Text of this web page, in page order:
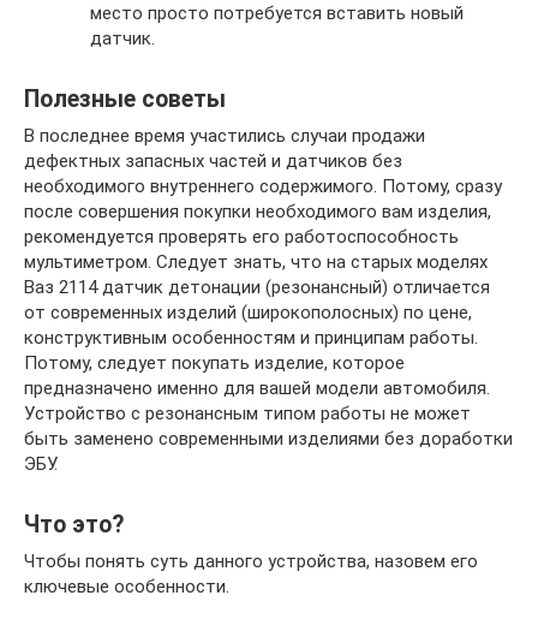
место просто потребуется вставить новый
датчик.
Полезные советы
В последнее время участились случаи продажи
дефектных запасных частей и датчиков без
необходимого внутреннего содержимого. Потому, сразу
после совершения покупки необходимого вам изделия,
рекомендуется проверять его работоспособность
мультиметром. Следует знать, что на старых моделях
Ваз 2114 датчик детонации (резонансный) отличается
от современных изделий (широкополосных) по цене,
конструктивным особенностям и принципам работы.
Потому, следует покупать изделие, которое
предназначено именно для вашей модели автомобиля.
Устройство с резонансным типом работы не может
быть заменено современными изделиями без доработки
ЭБУ.
Что это?
Чтобы понять суть данного устройства, назовем его
ключевые особенности.